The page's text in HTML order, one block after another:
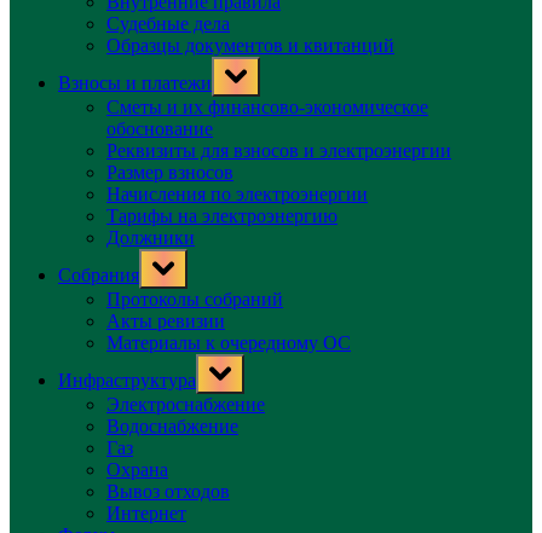
Судебные дела
Образцы документов и квитанций
Взносы и платежи
Toggle
sub-
menu
Сметы и их финансово-экономическое
обоснование
Реквизиты для взносов и электроэнергии
Размер взносов
Начисления по электроэнергии
Тарифы на электроэнергию
Должники
Собрания
Toggle
sub-
menu
Протоколы собраний
Акты ревизии
Материалы к очередному ОС
Инфраструктура
Toggle
sub-
menu
Электроснабжение
Водоснабжение
Газ
Охрана
Вывоз отходов
Интернет